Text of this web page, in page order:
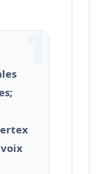
1